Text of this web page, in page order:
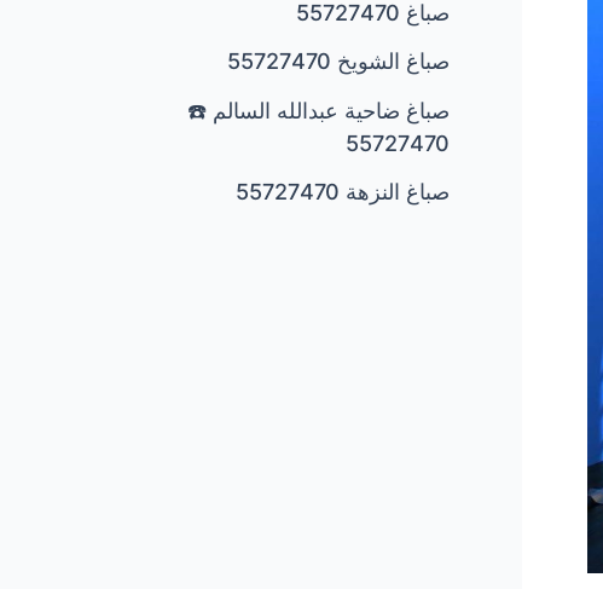
صباغ 55727470
صباغ الشويخ 55727470
صباغ ضاحية عبدالله السالم ☎️
55727470
صباغ النزهة 55727470